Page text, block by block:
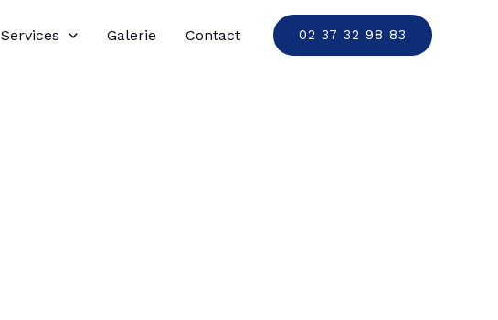
Services Galerie Contact 02 37 32 98 83